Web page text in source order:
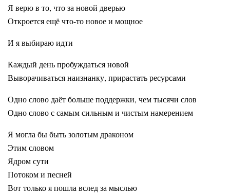
Я верю в то, что за новой дверью
Откроется ещё что-то новое и мощное
И я выбираю идти
Каждый день пробуждаться новой
Выворачиваться наизнанку, прирастать ресурсами
Одно слово даёт больше поддержки, чем тысячи слов
Одно слово с самым сильным и чистым намерением
Я могла бы быть золотым драконом
Этим словом
Ядром сути
Потоком и песней
Вот только я пошла вслед за мыслью